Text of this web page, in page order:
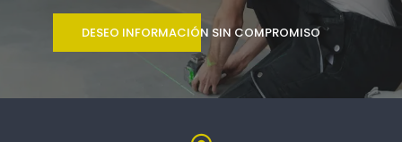
DESEO INFORMACIÓN SIN COMPROMISO